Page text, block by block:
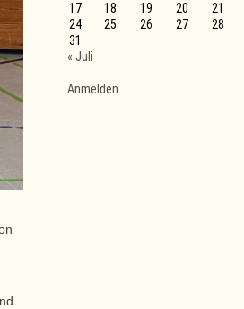
17
18 19 20 21
24
25 26 27 28
31
« Juli
Anmelden